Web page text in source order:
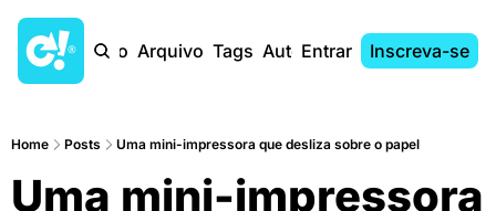
Início Arquivo Tags AutoresEntrar Inscreva-se
Home Posts Uma mini-impressora que desliza sobre o papel
Uma mini-impressora